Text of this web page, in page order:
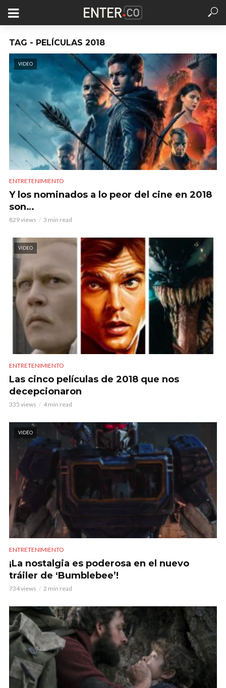
TAG - PELÍCULAS 2018
VIDEO
ENTRETENIMIENTO
Y los nominados a lo peor del cine en 2018
son…
829 views 3 min read
VIDEO
ENTRETENIMIENTO
Las cinco películas de 2018 que nos
decepcionaron
335 views 4 min read
VIDEO
ENTRETENIMIENTO
¡La nostalgia es poderosa en el nuevo
tráiler de ‘Bumblebee’!
734 views 2 min read